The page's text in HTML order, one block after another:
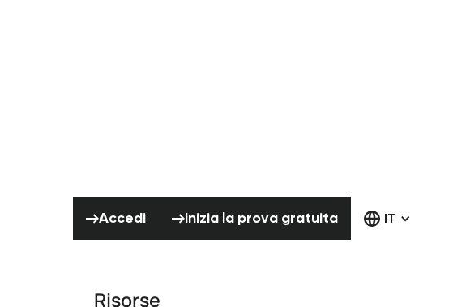
Accedi Inizia la prova gratuita IT
Risorse